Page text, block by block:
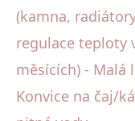
(kamna,
regulace teploty
měsících) - Malá
Konvice na čaj/